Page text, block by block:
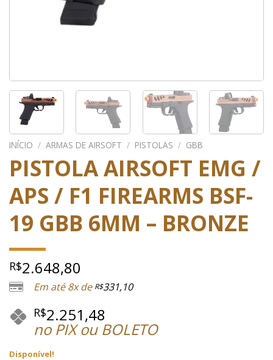
INÍCIO / ARMAS DE AIRSOFT / PISTOLAS / GBB
PISTOLA AIRSOFT EMG /
APS / F1 FIREARMS BSF-
19 GBB 6MM – BRONZE
R$2.648,80
Em até 8x de R$331,10
R$2.251,48
no PIX ou BOLETO
Disponível!